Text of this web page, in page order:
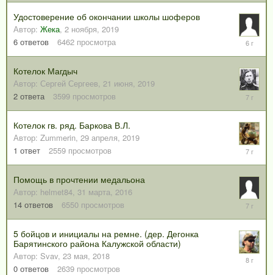
2020
Удостоверение об окончании школы шоферов
Автор: Жека, 2 ноября, 2019
6 ответов 6462 просмотра
2019
Котелок Магдыч
Автор: Сергей Сергеев, 21 июня, 2019
2 ответа 3599 просмотров
24
2019
Котелок гв. ряд. Баркова В.Л.
Автор: Zummerin, 29 апреля, 2019
1 ответ 2559 просмотров
29
2019
Помощь в прочтении медальона
Автор: helmet84, 31 марта, 2016
14 ответов 6550 просмотров
2018
5 бойцов и инициалы на ремне. (дер. Дегонка
Барятинского района Калужской области)
Автор: Svav, 23 мая, 2018
0 ответов 2639 просмотров
23